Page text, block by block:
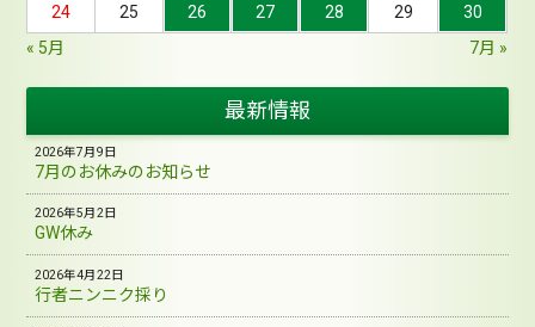
24 25 26 27 28 29
30
« 5月
7月 »
最新情報
7月のお休みのお知らせ
2026年7月9日
GW休み
2026年5月2日
行者ニンニク採り
2026年4月22日